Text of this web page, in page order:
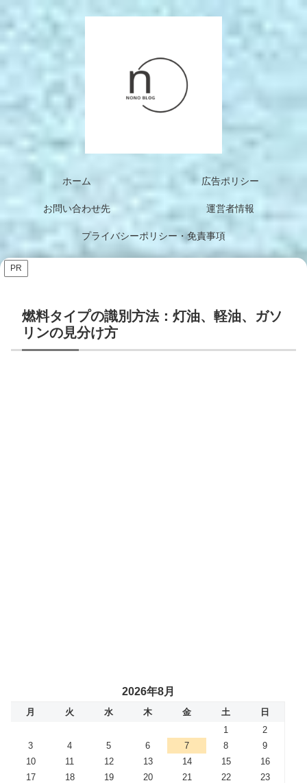
ホーム 広告ポリシー
お問い合わせ先 運営者情報
プライバシーポリシー・免責事項
PR
燃料タイプの識別方法：灯油、軽油、ガソ
リンの見分け方
2026年8月
月 火 水 木 金 土
日
1
2
3
4 5 6 7 8
9
10
11 12 13 14 15
16
17
18 19 20 21 22
23